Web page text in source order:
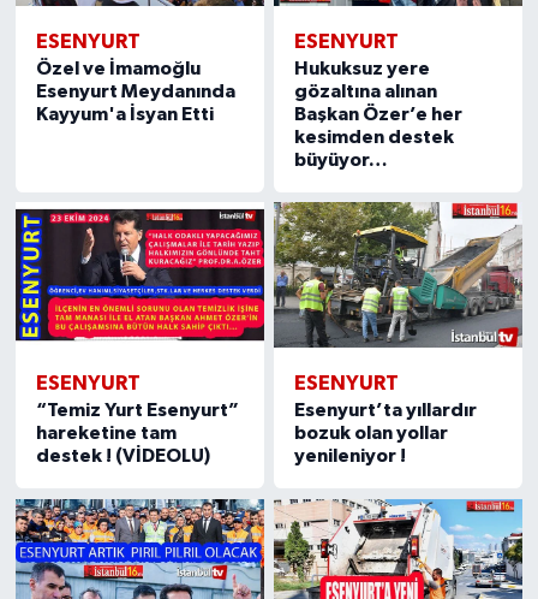
ESENYURT
Özel ve İmamoğlu
Esenyurt Meydanında
Kayyum'a İsyan Etti
ESENYURT
Hukuksuz yere
gözaltına alınan
Başkan Özer’e her
kesimden destek
büyüyor…
ESENYURT
“Temiz Yurt Esenyurt”
hareketine tam
destek ! (VİDEOLU)
ESENYURT
Esenyurt’ta yıllardır
bozuk olan yollar
yenileniyor !